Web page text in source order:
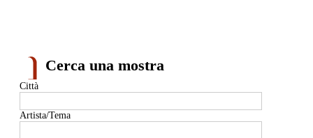
Cerca una mostra
Città
Artista/Tema